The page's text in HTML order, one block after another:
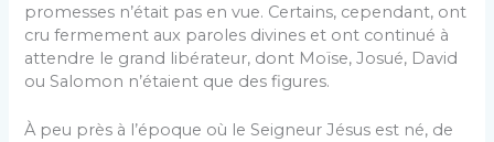
promesses n’était pas en vue. Certains, cependant, ont
cru fermement aux paroles divines et ont continué à
attendre le grand libérateur, dont Moïse, Josué, David
ou Salomon n’étaient que des figures.
À peu près à l’époque où le Seigneur Jésus est né, de